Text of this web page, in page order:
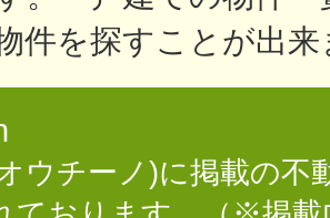
件を探すことが出来
ウチーノ)に掲載の不